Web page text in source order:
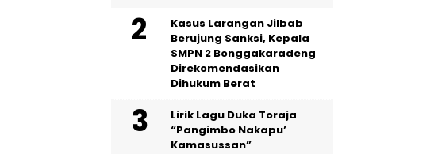
Kasus Larangan Jilbab
Berujung Sanksi, Kepala
SMPN 2 Bonggakaradeng
Direkomendasikan
Dihukum Berat
Lirik Lagu Duka Toraja
“Pangimbo Nakapu’
Kamasussan”